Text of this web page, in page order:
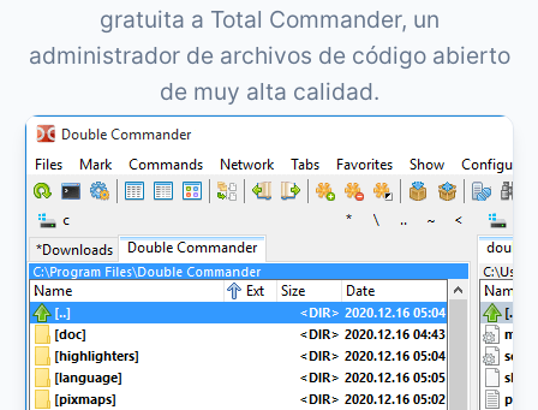
gratuita a Total Commander, un
administrador de archivos de código abierto
de muy alta calidad.